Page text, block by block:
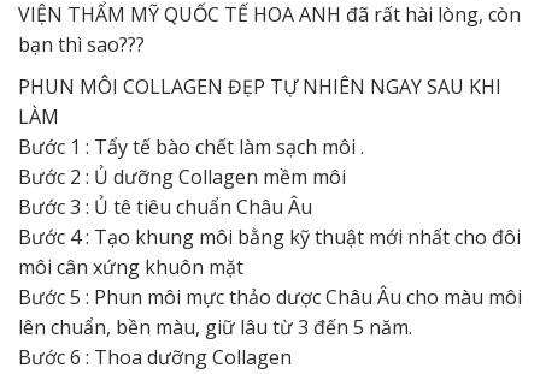
VIỆN THẨM MỸ QUỐC TẾ HOA ANH đã rất hài lòng, còn
bạn thì sao???
PHUN MÔI COLLAGEN ĐẸP TỰ NHIÊN NGAY SAU KHI
LÀM
Bước 1 : Tẩy tế bào chết làm sạch môi .
Bước 2 : Ủ dưỡng Collagen mềm môi
Bước 3 : Ủ tê tiêu chuẩn Châu Âu
Bước 4 : Tạo khung môi bằng kỹ thuật mới nhất cho đôi
môi cân xứng khuôn mặt
Bước 5 : Phun môi mực thảo dược Châu Âu cho màu môi
lên chuẩn, bền màu, giữ lâu từ 3 đến 5 năm.
Bước 6 : Thoa dưỡng Collagen